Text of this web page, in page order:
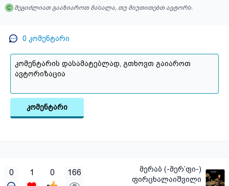
შეგიძლიათ გააზიაროთ მასალა, თუ მიუთითებთ ავტორს.
0 კომენტარი
კომენტარი
0 1 0 166
მერაბ (-მერ’ფი-)
ფირცხალაიშვილი